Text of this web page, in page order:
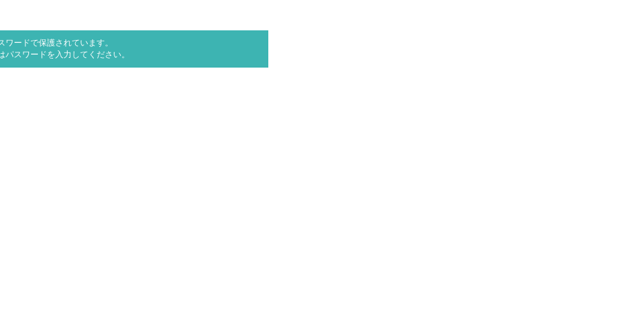
ワードで保護されています。
パスワードを入力してください。